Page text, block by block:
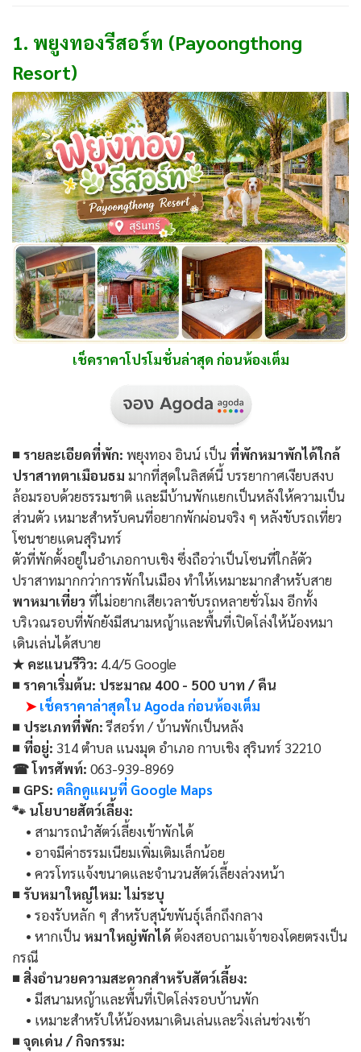
1. พยูงทองรีสอร์ท (Payoongthong
Resort)
เช็คราคาโปรโมชั่นล่าสุด ก่อนห้องเต็ม
■ รายละเอียดที่พัก: พยุงทอง อินน์ เป็น ที่พักหมาพักได้ใกล้
ปราสาทตาเมือนธม มากที่สุดในลิสต์นี้ บรรยากาศเงียบสงบ
ล้อมรอบด้วยธรรมชาติ และมีบ้านพักแยกเป็นหลังให้ความเป็น
ส่วนตัว เหมาะสำหรับคนที่อยากพักผ่อนจริง ๆ หลังขับรถเที่ยว
โซนชายแดนสุรินทร์
ตัวที่พักตั้งอยู่ในอำเภอกาบเชิง ซึ่งถือว่าเป็นโซนที่ใกล้ตัว
ปราสาทมากกว่าการพักในเมือง ทำให้เหมาะมากสำหรับสาย
พาหมาเที่ยว ที่ไม่อยากเสียเวลาขับรถหลายชั่วโมง อีกทั้ง
บริเวณรอบที่พักยังมีสนามหญ้าและพื้นที่เปิดโล่งให้น้องหมา
เดินเล่นได้สบาย
★ คะแนนรีวิว: 4.4/5 Google
■ ราคาเริ่มต้น: ประมาณ 400 - 500 บาท / คืน
➤ เช็คราคาล่าสุดใน Agoda ก่อนห้องเต็ม
■ ประเภทที่พัก:รีสอร์ท / บ้านพักเป็นหลัง
■ ที่อยู่: 314 ตำบล แนงมุด อำเภอ กาบเชิง สุรินทร์ 32210
☎ โทรศัพท์: 063-939-8969
■ GPS: คลิกดูแผนที่ Google Maps
🐾 นโยบายสัตว์เลี้ยง:
• สามารถนำสัตว์เลี้ยงเข้าพักได้
• อาจมีค่าธรรมเนียมเพิ่มเติมเล็กน้อย
• ควรโทรแจ้งขนาดและจำนวนสัตว์เลี้ยงล่วงหน้า
■ รับหมาใหญ่ไหม:ไม่ระบุ
• รองรับหลัก ๆ สำหรับสุนัขพันธุ์เล็กถึงกลาง
• หากเป็น หมาใหญ่พักได้ ต้องสอบถามเจ้าของโดยตรงเป็น
กรณี
■ สิ่งอำนวยความสะดวกสำหรับสัตว์เลี้ยง:
• มีสนามหญ้าและพื้นที่เปิดโล่งรอบบ้านพัก
• เหมาะสำหรับให้น้องหมาเดินเล่นและวิ่งเล่นช่วงเช้า
■ จุดเด่น / กิจกรรม: